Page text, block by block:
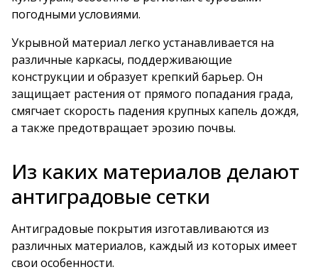
погодными условиями.
Укрывной материал легко устанавливается на
различные каркасы, поддерживающие
конструкции и образует крепкий барьер. Он
защищает растения от прямого попадания града,
смягчает скорость падения крупных капель дождя,
а также предотвращает эрозию почвы.
Из каких материалов делают
антиградовые сетки
Антиградовые покрытия изготавливаются из
различных материалов, каждый из которых имеет
свои особенности.